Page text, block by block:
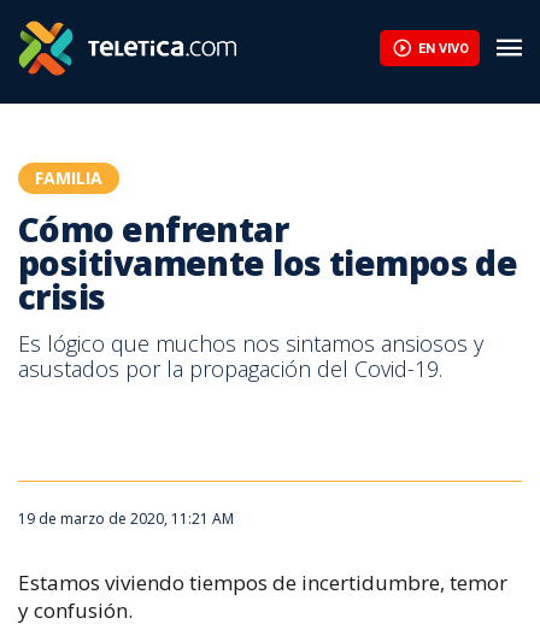
EN VIVO
FAMILIA
Cómo enfrentar
positivamente los tiempos de
crisis
Es lógico que muchos nos sintamos ansiosos y
asustados por la propagación del Covid-19.
19 de marzo de 2020, 11:21 AM
Estamos viviendo tiempos de incertidumbre, temor
y confusión.